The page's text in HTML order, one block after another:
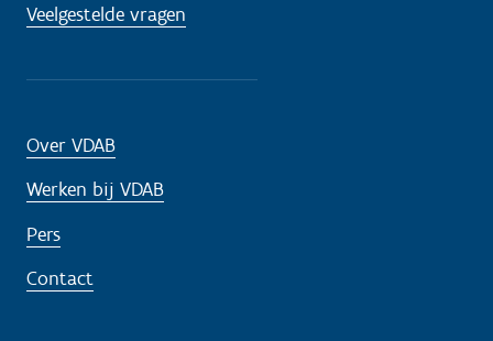
Veelgestelde vragen
Over VDAB
Werken bij VDAB
Pers
Contact